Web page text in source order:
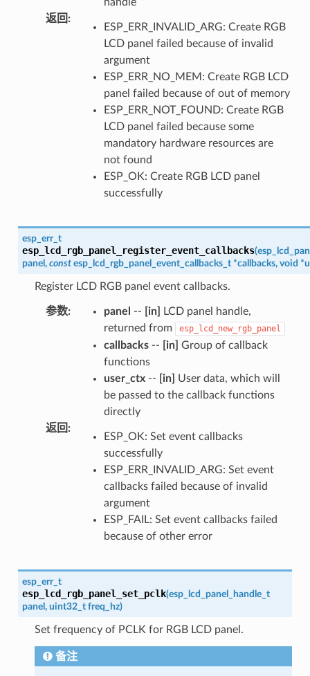
返回 :
ESP_ERR_INVALID_ARG: Create RGB
LCD panel failed because of invalid
argument
ESP_ERR_NO_MEM: Create RGB LCD
panel failed because of out of memory
ESP_ERR_NOT_FOUND: Create RGB
LCD panel failed because some
mandatory hardware resources are
not found
ESP_OK: Create RGB LCD panel
successfully
esp_err_t
esp_lcd_rgb_panel_register_event_callbacks(
panel , const esp_lcd_rgb_panel_event_callbacks_t *callbacks, void *
Register LCD RGB panel event callbacks.
参数: panel -- [in]
LCD panel handle,
returned from
esp_lcd_new_rgb_panel
callbacks-- [in] Group of callback
functions
user_ctx-- [in]
User data, which will
be passed to the callback functions
directly
返回 :
ESP_OK: Set event callbacks
successfully
ESP_ERR_INVALID_ARG: Set event
callbacks failed because of invalid
argument
ESP_FAIL: Set event callbacks failed
because of other error
esp_err_t
esp_lcd_rgb_panel_set_pclk(esp_lcd_panel_handle_t
panel , uint32_t freq_hz)
Set frequency of PCLK for RGB LCD panel.
备注